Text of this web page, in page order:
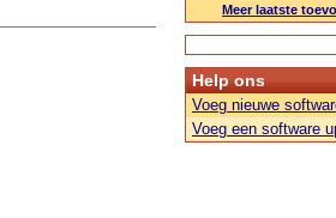
Meer laatste
Help ons
Voeg nieuwe
Voeg een software